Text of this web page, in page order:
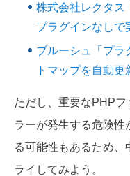
株式会社レクタス
プラグインなしで
ブルーシュ「プラ
トマップを自動更
ただし、重要なPHP
ラーが発生する危険性
る可能性もあるため、
ライしてみよう。